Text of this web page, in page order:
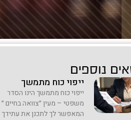
נוספים
ייפוי כוח מתמשך
ייפוי כוח מתמשך הינו הסדר
משפטי – מעין ״צוואה בחיים ״
המאפשר לך לתכנן את עתידך